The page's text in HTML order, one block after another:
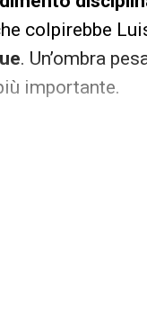
colpirebbe
. Un’ombra
importante.